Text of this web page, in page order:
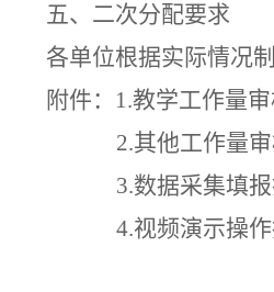
五、二次分配要求
各单位根据实际情况
附件： 1.教学工作量
2.其他工作量
3.数据采集填
4.视频演示操